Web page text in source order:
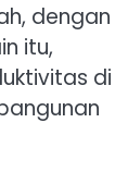
dengan
itu,
di